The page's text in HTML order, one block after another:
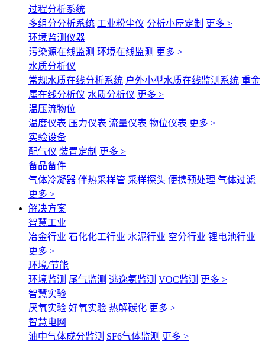
过程分析系统
多组分分析系统 工业粉尘仪 分析小屋定制 更多 >
环境监测仪器
污染源在线监测 环境在线监测 更多 >
水质分析仪
常规水质在线分析系统 户外小型水质在线监测系统 重金
属在线分析仪 水质分析仪 更多 >
温压流物位
温度仪表 压力仪表 流量仪表 物位仪表 更多 >
实验设备
配气仪 装置定制 更多 >
备品备件
气体冷凝器 伴热采样管 采样探头 便携预处理 气体过滤
更多 >
解决方案
智慧工业
冶金行业 石化化工行业 水泥行业 空分行业 锂电池行业
更多 >
环境/节能
环境监测 尾气监测 逃逸氨监测 VOC监测 更多 >
智慧实验
厌氧实验 好氧实验 热解碳化 更多 >
智慧电网
油中气体成分监测 SF6气体监测 更多 >